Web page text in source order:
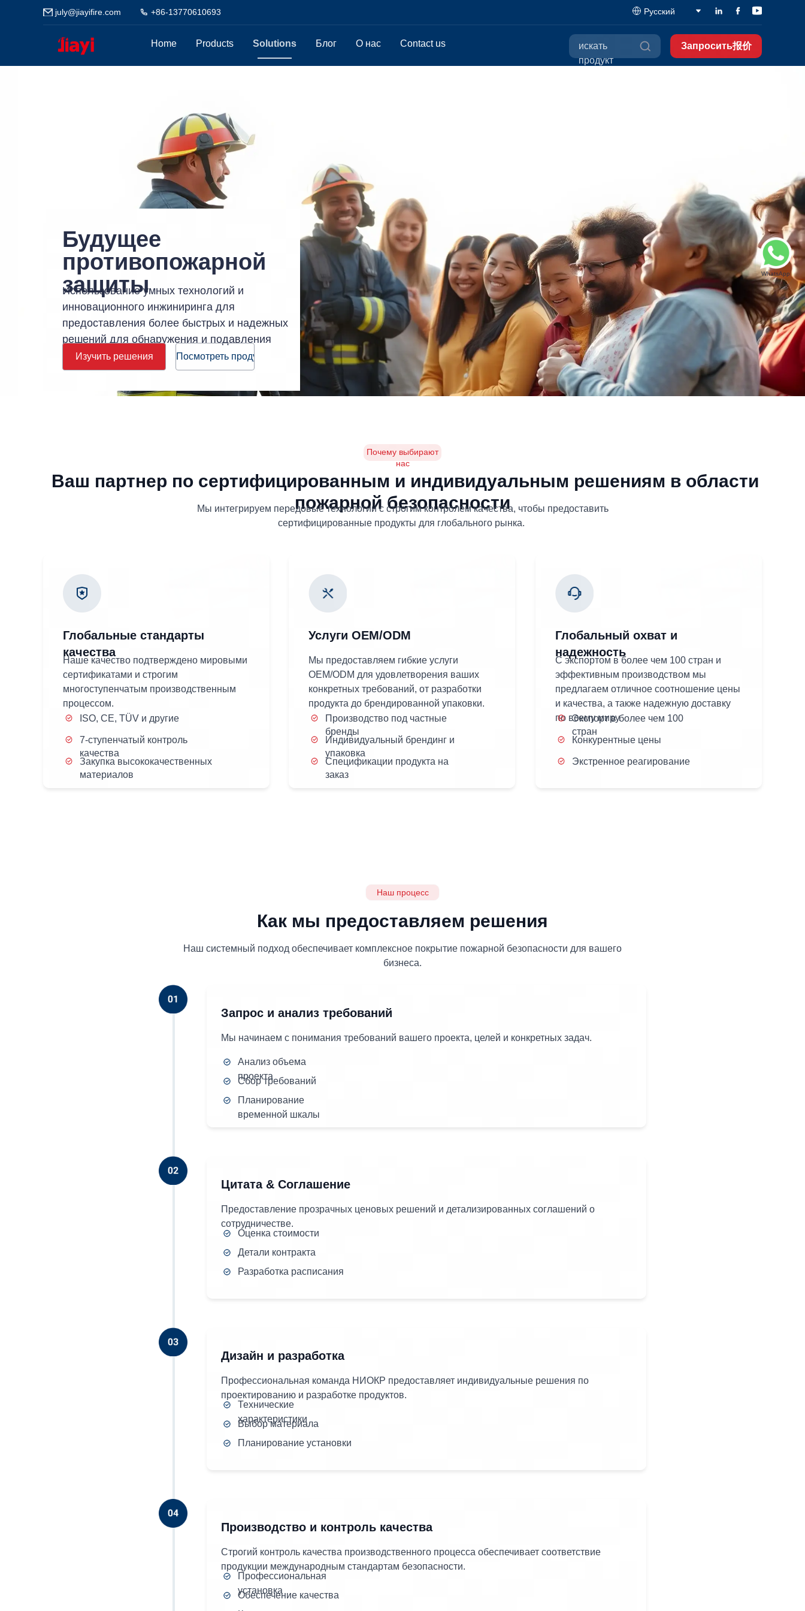
Home Products Solutions Блог О нас Contact us
july@jiayifire.com +86-13770610693 Русский
искать
продукт
Запросить报价
Будущее
противопожарной
защиты
Использование умных технологий и
инновационного инжиниринга для
предоставления более быстрых и надежных
решений для обнаружения и подавления
пожаров.
Изучить решения Посмотреть продукты
Почему выбирают
нас
Ваш партнер по сертифицированным и индивидуальным решениям в области
пожарной безопасности
Мы интегрируем передовые технологии с строгим контролем качества, чтобы предоставить
сертифицированные продукты для глобального рынка.
Мы предоставляем гибкие услуги
OEM/ODM для удовлетворения ваших
конкретных требований, от разработки
продукта до брендированной упаковки.
С экспортом в более чем 100 стран и
эффективным производством мы
предлагаем отличное соотношение цены
и качества, а также надежную доставку
по всему миру.
Глобальные стандарты
качества
Услуги OEM/ODM
Глобальный охват и
надежность
7-ступенчатый контроль
качества
Экстренное реагирование
Производство под частные
бренды
Наше качество подтверждено мировыми
сертификатами и строгим
многоступенчатым производственным
процессом.
ISO, CE, TÜV и другие
Спецификации продукта на
заказ
Конкурентные цены
Закупка высококачественных
материалов
Индивидуальный брендинг и
упаковка
Экспорт в более чем 100
стран
Наш процесс
Как мы предоставляем решения
Наш системный подход обеспечивает комплексное покрытие пожарной безопасности для вашего
бизнеса.
Запрос и анализ требований
Мы начинаем с понимания требований вашего проекта, целей и конкретных задач.
Анализ объема
проекта
Дизайн и разработка
Профессиональная команда НИОКР предоставляет индивидуальные решения по
проектированию и разработке продуктов.
Производство и контроль качества
Строгий контроль качества производственного процесса обеспечивает соответствие
продукции международным стандартам безопасности.
Сбор требований
Планирование
временной шкалы
Разработка расписания
Выбор материала
Планирование установки
Профессиональная
установка
Обеспечение качества
Цитата & Соглашение
Предоставление прозрачных ценовых решений и детализированных соглашений о
сотрудничестве.
Оценка стоимости
Детали контракта
Технические
характеристики
WhatsApp